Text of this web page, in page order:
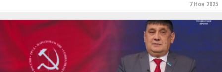
7 Ноя 2025